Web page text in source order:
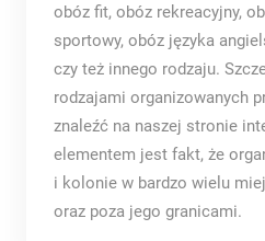
obóz fit, obóz rekreacyjny,
sportowy, obóz języka
czy też innego rodzaju.
rodzajami organizowanych
znaleźć na naszej stronie
elementem jest fakt, że
i kolonie w bardzo wielu
oraz poza jego granicami.